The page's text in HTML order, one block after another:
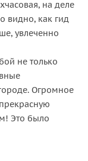
на деле
видно, как гид
увлеченно
не только
Огромное
Это было